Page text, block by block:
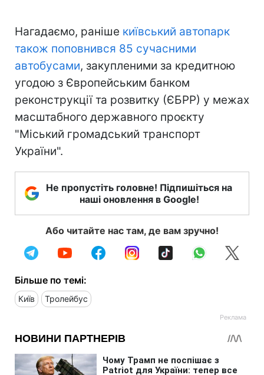
Нагадаємо, раніше київський автопарк
також поповнився 85 сучасними
автобусами, закупленими за кредитною
угодою з Європейським банком
реконструкції та розвитку (ЄБРР) у межах
масштабного державного проєкту
"Міський громадський транспорт
України".
Не пропустіть головне! Підпишіться на
наші оновлення в Google!
Або читайте нас там, де вам зручно!
Більше по темі:
Київ Тролейбус